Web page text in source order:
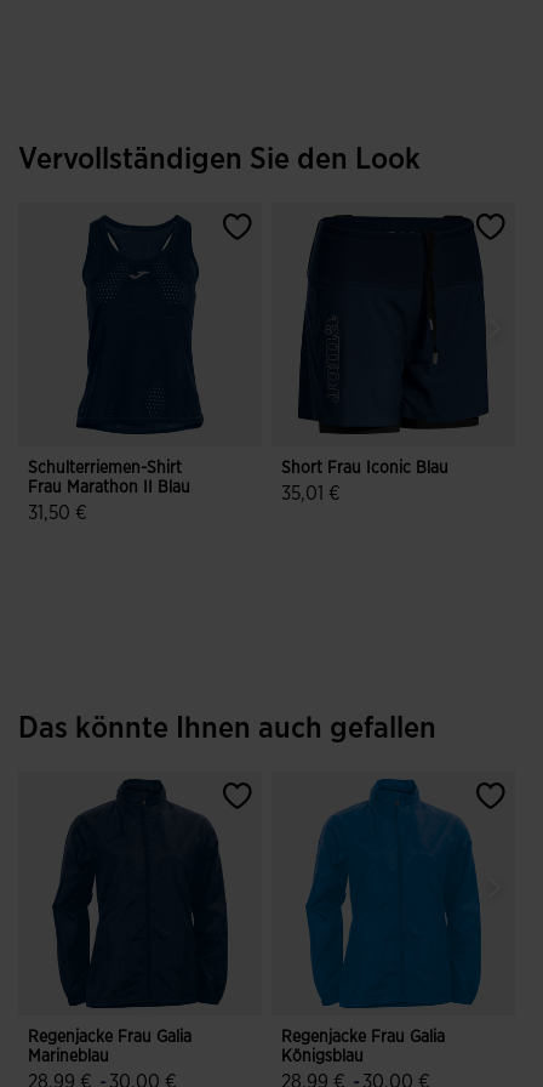
Vervollständigen Sie den Look
Schulterriemen-Shirt
Frau Marathon II Blau
31,50 €
Short Frau Iconic Blau
35,01 €
Das könnte Ihnen auch gefallen
Regenjacke Frau Galia
Marineblau
28,99 € - 30,00 €
Regenjacke Frau Galia
Königsblau
28,99 € - 30,00 €